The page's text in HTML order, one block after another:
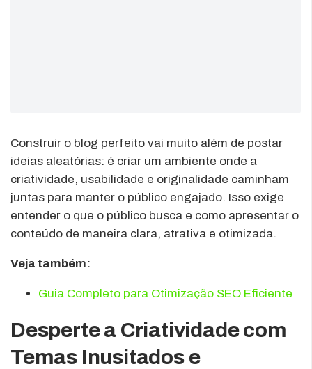
Construir o blog perfeito vai muito além de postar
ideias aleatórias: é criar um ambiente onde a
criatividade, usabilidade e originalidade caminham
juntas para manter o público engajado. Isso exige
entender o que o público busca e como apresentar o
conteúdo de maneira clara, atrativa e otimizada.
Veja também:
Guia Completo para Otimização SEO Eficiente
Desperte a Criatividade com
Temas Inusitados e